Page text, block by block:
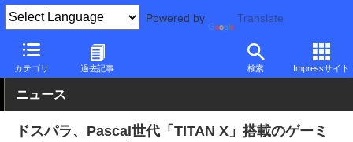
Powered by Translate
カテゴリ 過去記事 検索 Impressサイト
PC Watch パソコン/タブレット/スマートフォン ゲーミングパソ
ニュース
ドスパラ、Pascal世代「TITAN X」搭載のゲーミ